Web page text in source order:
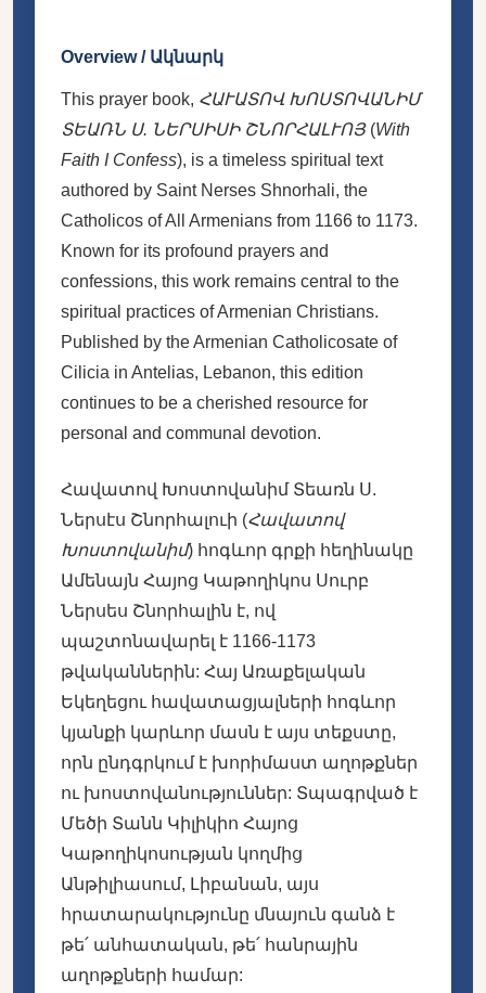
Overview / Ակնարկ
This prayer book, ՀԱՒԱՏՈՎ ԽՈՍՏՈՎԱՆԻՄ
ՏԵԱՌՆ Ս. ՆԵՐՍԻՍԻ ՇՆՈՐՀԱԼՒՈՅ(With
Faith I Confess), is a timeless spiritual text
authored by Saint Nerses Shnorhali, the
Catholicos of All Armenians from 1166 to 1173.
Known for its profound prayers and
confessions, this work remains central to the
spiritual practices of Armenian Christians.
Published by the Armenian Catholicosate of
Cilicia in Antelias, Lebanon, this edition
continues to be a cherished resource for
personal and communal devotion.
Հավատով Խոստովանիմ Տեառն Ս.
Ներսէս Շնորհալուի (Հավատով
Խոստովանիմ) հոգևոր գրքի հեղինակը
Ամենայն Հայոց Կաթողիկոս Սուրբ
Ներսես Շնորհալին է, ով
պաշտոնավարել է 1166-1173
թվականներին: Հայ Առաքելական
Եկեղեցու հավատացյալների հոգևոր
կյանքի կարևոր մասն է այս տեքստը,
որն ընդգրկում է խորիմաստ աղոթքներ
ու խոստովանություններ: Տպագրված է
Մեծի Տանն Կիլիկիո Հայոց
Կաթողիկոսության կողմից
Անթիլիասում, Լիբանան, այս
հրատարակությունը մնայուն գանձ է
թե՛ անհատական, թե՛ հանրային
աղոթքների համար: